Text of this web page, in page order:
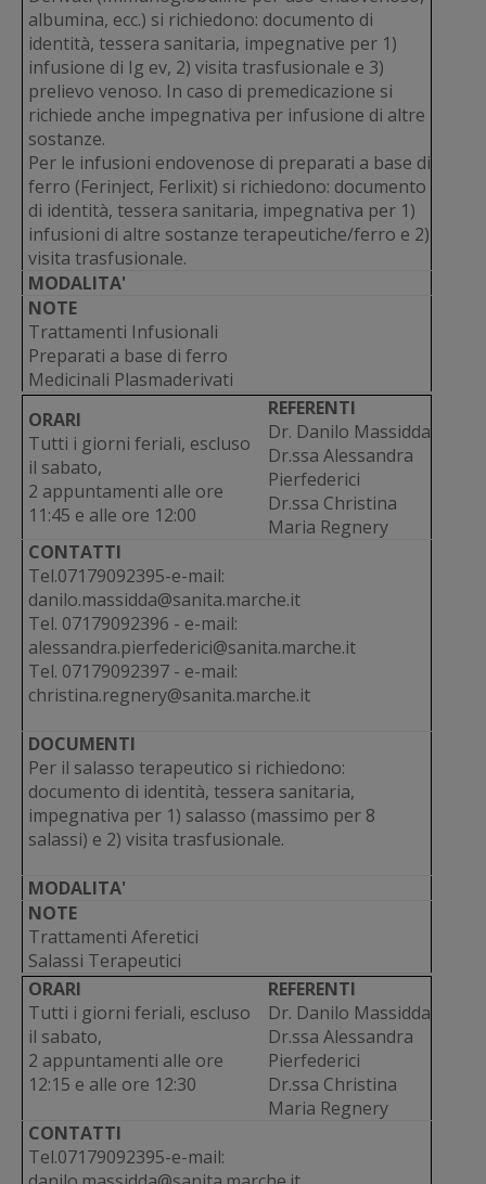
albumina, ecc.) si richiedono: documento di
identità, tessera sanitaria, impegnative per 1)
infusione di Ig ev, 2) visita trasfusionale e 3)
prelievo venoso. In caso di premedicazione si
richiede anche impegnativa per infusione di altre
sostanze.
Per le infusioni endovenose di preparati a base di
ferro (Ferinject, Ferlixit) si richiedono: documento
di identità, tessera sanitaria, impegnativa per 1)
infusioni di altre sostanze terapeutiche/ferro e 2)
visita trasfusionale.
MODALITA'
NOTE
Trattamenti Infusionali
Preparati a base di ferro
Medicinali Plasmaderivati
ORARI
Tutti i giorni feriali, escluso
il sabato,
2 appuntamenti alle ore
11:45 e alle ore 12:00
REFERENTI
Dr. Danilo Massidda
Dr.ssa Alessandra
Pierfederici
Dr.ssa Christina
Maria Regnery
CONTATTI
Tel.07179092395-e-mail:
danilo.massidda@sanita.marche.it
Tel. 07179092396 - e-mail:
alessandra.pierfederici@sanita.marche.it
Tel. 07179092397 - e-mail:
christina.regnery@sanita.marche.it
DOCUMENTI
Per il salasso terapeutico si richiedono:
documento di identità, tessera sanitaria,
impegnativa per 1) salasso (massimo per 8
salassi) e 2) visita trasfusionale.
MODALITA'
NOTE
Trattamenti Aferetici
Salassi Terapeutici
ORARI
Tutti i giorni feriali, escluso
il sabato,
2 appuntamenti alle ore
12:15 e alle ore 12:30
REFERENTI
Dr. Danilo Massidda
Dr.ssa Alessandra
Pierfederici
Dr.ssa Christina
Maria Regnery
CONTATTI
Tel.07179092395-e-mail: